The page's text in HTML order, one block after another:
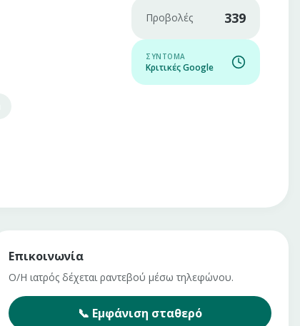
Προβολές 339
ΣΎΝΤΟΜΑ
Κριτικές Google
Επικοινωνία
Ο/Η ιατρός δέχεται ραντεβού μέσω τηλεφώνου.
📞 Εμφάνιση σταθερό